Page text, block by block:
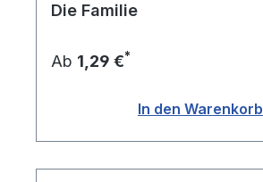
Die Familie
Ab 1,29 €*
In den Warenkorb